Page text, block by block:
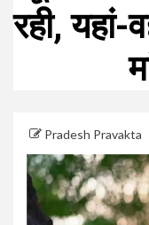
रही,
Pradesh Pravakta